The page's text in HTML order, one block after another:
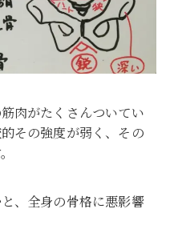
肉がたくさんついてい
その強度が弱く、その
、全身の骨格に悪影響